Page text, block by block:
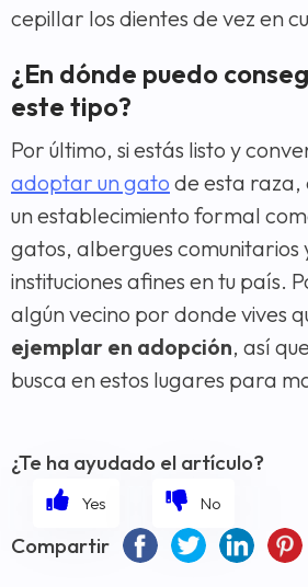
cepillar los dientes de vez en
¿En dónde puedo
este tipo?
Por último, si estás listo y
adoptar un gato de esta raza,
un establecimiento formal
gatos, albergues comunitarios
instituciones afines en tu país.
algún vecino por donde vives
ejemplar en adopción, así
busca en estos lugares para
¿Te ha ayudado el artículo?
Compartir